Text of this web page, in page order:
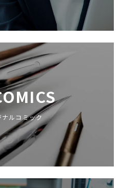
ナルコミック